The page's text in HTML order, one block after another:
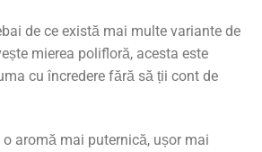
de ce există mai multe variante de
mierea polifloră, acesta este
cu încredere fără să ții cont de
o aromă mai puternică, ușor mai